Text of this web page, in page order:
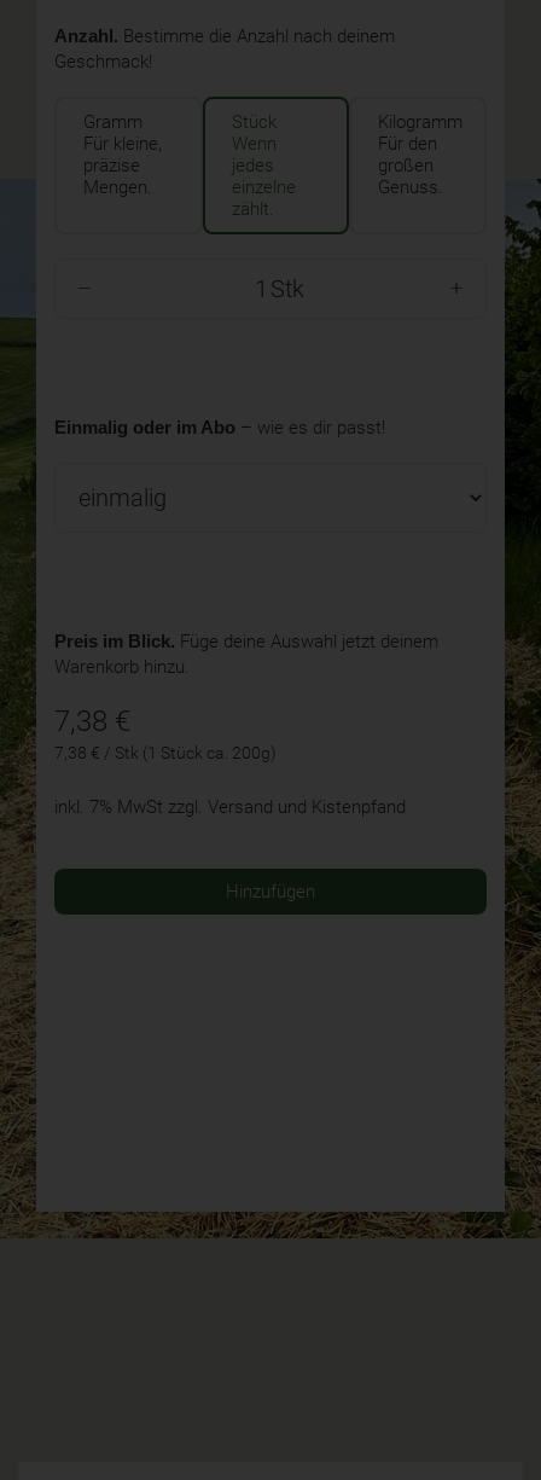
Anzahl. Bestimme die Anzahl nach deinem
Geschmack!
Gramm
Für kleine,
präzise
Mengen.
Stück
Wenn
jedes
einzelne
zählt.
Kilogramm
Für den
großen
Genuss.
Stk
Einmalig oder im Abo – wie es dir passt!
Preis im Blick. Füge deine Auswahl jetzt deinem
Warenkorb hinzu.
7,38 €
7,38 € / Stk (1 Stück ca. 200g)
inkl. 7% MwSt zzgl. Versand und Kistenpfand
Hinzufügen